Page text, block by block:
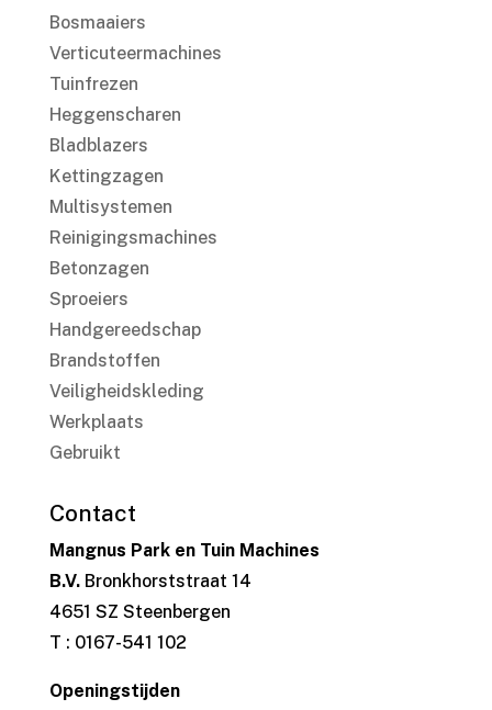
Bosmaaiers
Verticuteermachines
Tuinfrezen
Heggenscharen
Bladblazers
Kettingzagen
Multisystemen
Reinigingsmachines
Betonzagen
Sproeiers
Handgereedschap
Brandstoffen
Veiligheidskleding
Werkplaats
Gebruikt
Contact
Mangnus Park en Tuin Machines
B.V.Bronkhorststraat 14
4651 SZ Steenbergen
T : 0167-541 102
Openingstijden